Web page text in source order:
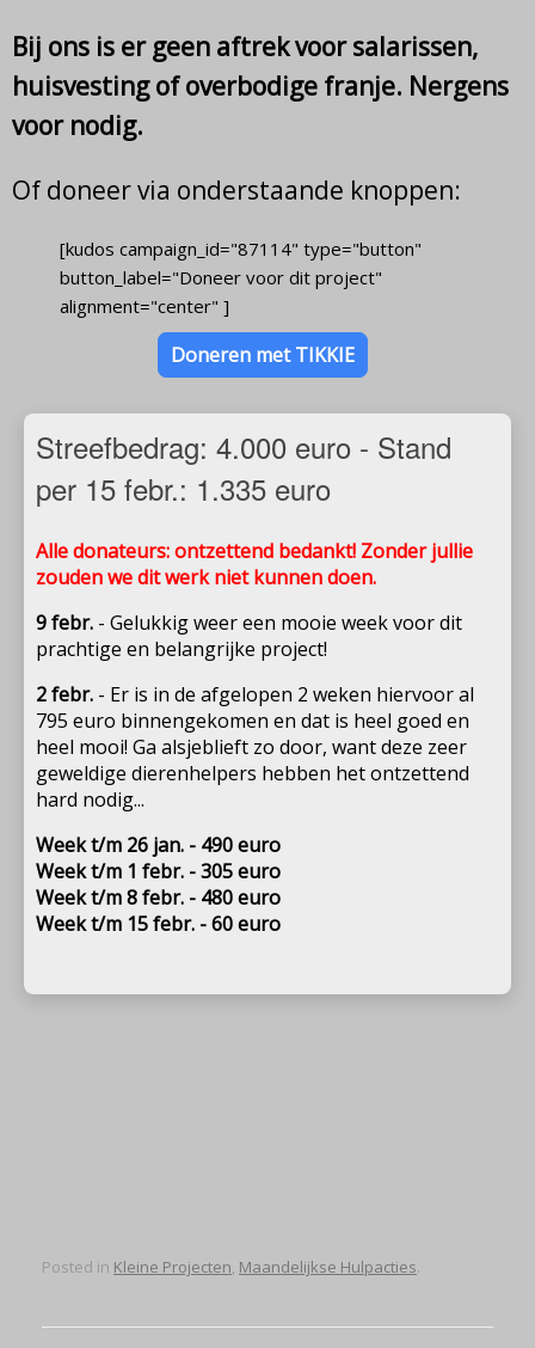
Bij ons is er geen aftrek voor salarissen,
huisvesting of overbodige franje. Nergens
voor nodig.
Of doneer via onderstaande knoppen:
[kudos campaign_id="87114" type="button"
button_label="Doneer voor dit project"
alignment="center" ]
Doneren met TIKKIE
Streefbedrag: 4.000 euro - Stand
per 15 febr.: 1.335 euro
Alle donateurs: ontzettend bedankt! Zonder jullie
zouden we dit werk niet kunnen doen.
9 febr. - Gelukkig weer een mooie week voor dit
prachtige en belangrijke project!
2 febr. - Er is in de afgelopen 2 weken hiervoor al
795 euro binnengekomen en dat is heel goed en
heel mooi! Ga alsjeblieft zo door, want deze zeer
geweldige dierenhelpers hebben het ontzettend
hard nodig...
Week t/m 26 jan. - 490 euro
Week t/m 1 febr. - 305 euro
Week t/m 8 febr. - 480 euro
Week t/m 15 febr. - 60 euro
Posted in Kleine Projecten, Maandelijkse Hulpacties.